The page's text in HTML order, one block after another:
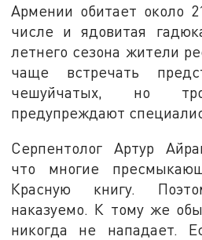
Армении обитает около
числе и ядовитая
летнего сезона жители
чаще встречать
чешуйчатых, но
предупреждают
Серпентолог Артур
что многие
Красную книгу.
наказуемо. К тому же
никогда не нападает.